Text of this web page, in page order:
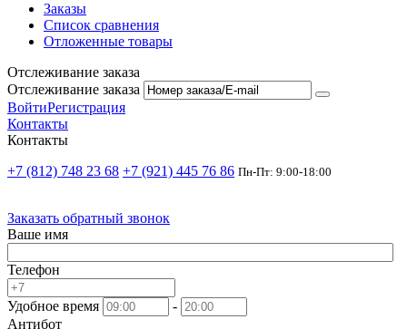
Заказы
Список сравнения
Отложенные товары
Отслеживание заказа
Отслеживание заказа
ВойтиРегистрация
Контакты
Контакты
+7 (812) 748 23 68 +7 (921) 445 76 86 Пн-Пт: 9:00-18:00
Заказать обратный звонок
Ваше имя
Телефон
Удобное время
-
Антибот